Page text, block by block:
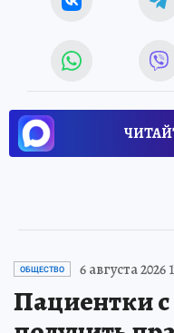
ОБЩЕСТВО 6 августа 2026
Пациентки